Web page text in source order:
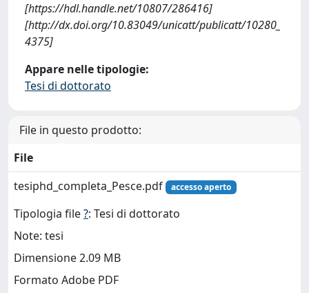
[https://hdl.handle.net/10807/286416]
[http://dx.doi.org/10.83049/unicatt/publicatt/10280_
4375]
Appare nelle tipologie:
Tesi di dottorato
File in questo prodotto:
File
tesiphd_completa_Pesce.pdf
accesso aperto
Tipologia file?: Tesi di dottorato
Note: tesi
Dimensione 2.09 MB
Formato Adobe PDF